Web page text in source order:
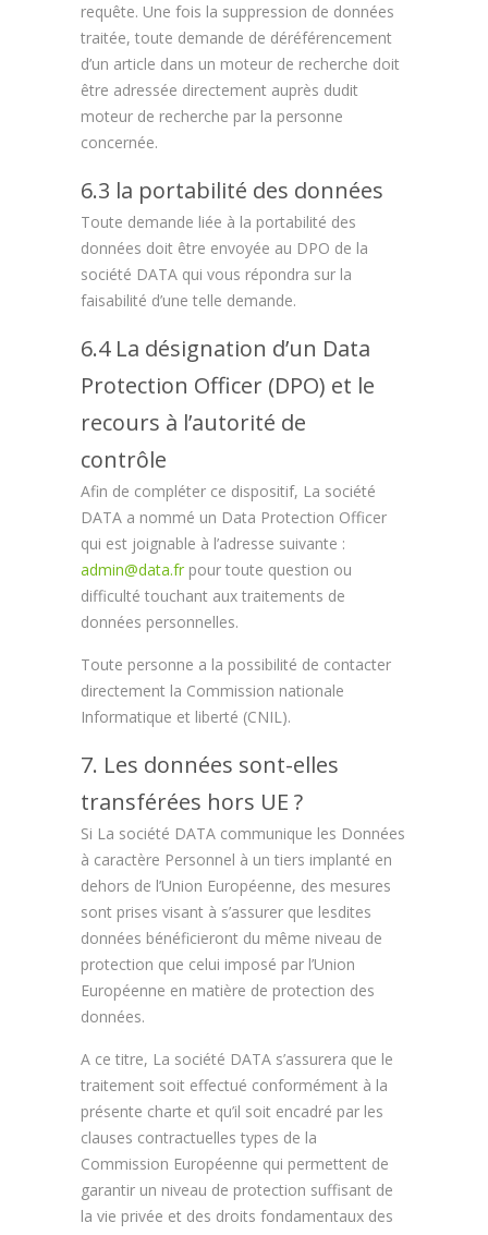
requête. Une fois la suppression de données
traitée, toute demande de déréférencement
d’un article dans un moteur de recherche doit
être adressée directement auprès dudit
moteur de recherche par la personne
concernée.
6.3 la portabilité des données
Toute demande liée à la portabilité des
données doit être envoyée au DPO de la
société DATA qui vous répondra sur la
faisabilité d’une telle demande.
6.4 La désignation d’un Data
Protection Officer (DPO) et le
recours à l’autorité de
contrôle
Afin de compléter ce dispositif, La société
DATA a nommé un Data Protection Officer
qui est joignable à l’adresse suivante :
admin@data.fr pour toute question ou
difficulté touchant aux traitements de
données personnelles.
Toute personne a la possibilité de contacter
directement la Commission nationale
Informatique et liberté (CNIL).
7. Les données sont-elles
transférées hors UE ?
Si La société DATA communique les Données
à caractère Personnel à un tiers implanté en
dehors de l’Union Européenne, des mesures
sont prises visant à s’assurer que lesdites
données bénéficieront du même niveau de
protection que celui imposé par l’Union
Européenne en matière de protection des
données.
A ce titre, La société DATA s’assurera que le
traitement soit effectué conformément à la
présente charte et qu’il soit encadré par les
clauses contractuelles types de la
Commission Européenne qui permettent de
garantir un niveau de protection suffisant de
la vie privée et des droits fondamentaux des